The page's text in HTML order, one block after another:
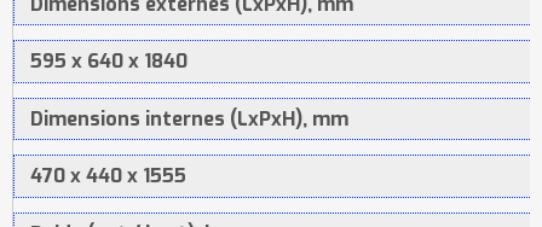
595 x 640 x 1840
Dimensions internes (LxPxH), mm
470 x 440 x 1555